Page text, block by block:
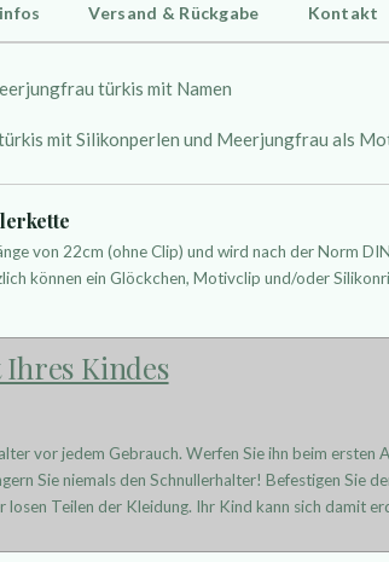
Versand & Rückgabe Kontakt
türkis mit Namen
mit Silikonperlen und Meerjungfrau als
von 22cm (ohne Clip) und wird nach der Norm
können ein Glöckchen, Motivclip und/oder
Kindes
vor jedem Gebrauch. Werfen Sie ihn beim ersten
Sie niemals den Schnullerhalter! Befestigen Sie
losen Teilen der Kleidung. Ihr Kind kann sich damit